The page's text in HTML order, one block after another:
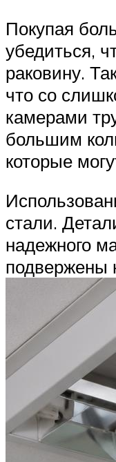
Покупая
убедиться,
раковину.
что со
камерами
большим
которые
стали.
надежного
подвержены